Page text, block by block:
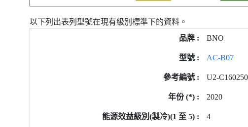
以下列出表列型號在現有級別標準下的資料。
BNO
AC-B07
U2-C160250
2020
4